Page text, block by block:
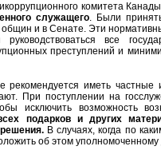
комитета
служащего. Были
и в Сенате. Эти
все
преступлений и
рекомендуется иметь частные
При поступлении на
исключить возможность
подарков
и других
В случаях, когда по
об этом